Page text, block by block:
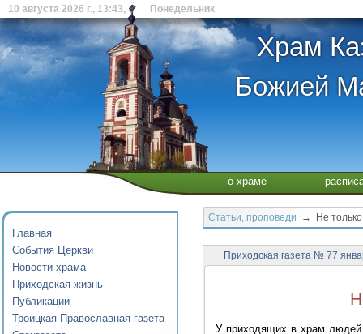
10 августа 2026 г., 13:43, Понедельник
Храм
Божией
о храме
Главная
События Церкви
Новости храма
Приходская жизнь
Публикации
Троицкая Православная газета
Статьи, проповеди → Не только
Приходская газета № 77
У приходящих в храм людей